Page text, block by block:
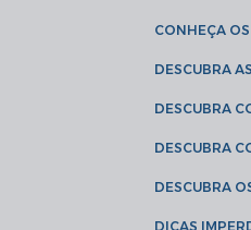
CONHEÇA
DESCUBRA
DESCUBRA
DESCUBRA
DESCUBRA
DICAS